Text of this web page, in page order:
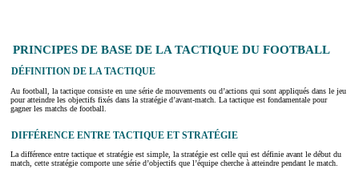
PRINCIPES DE BASE DE LA TACTIQUE DU FOOTBALL
DÉFINITION DE LA TACTIQUE
Au football, la tactique consiste en une série de mouvements ou d’actions qui sont appliqués dans le jeu
pour atteindre les objectifs fixés dans la stratégie d’avant-match. La tactique est fondamentale pour
gagner les matchs de football.
DIFFÉRENCE ENTRE TACTIQUE ET STRATÉGIE
La différence entre tactique et stratégie est simple, la stratégie est celle qui est définie avant le début du
match, cette stratégie comporte une série d’objectifs que l’équipe cherche à atteindre pendant le match.